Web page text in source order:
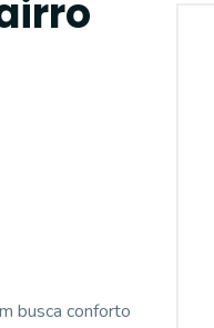
busca conforto